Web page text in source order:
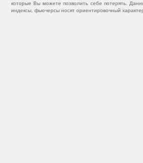
которые Вы можете позволить себе потерять.
индексы, фьючерсы носят ориентировочный